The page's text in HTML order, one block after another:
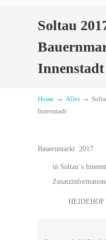
Soltau
Innenstadt
Home → Alles →
Innenstadt
Bauernmarkt 2017
in Soltau´s